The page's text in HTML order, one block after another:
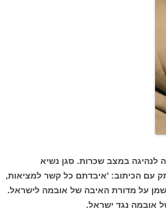
לנהיגה במצב שכרות. סגן נשיא
עם הכיתוב: 'איבדתם כל קשר למציאות,
שמן על מדורת האיבה של אובמה לישראל.
אובמה נגד ישראל.